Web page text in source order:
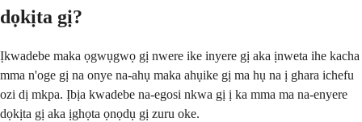
dọkịta gị?
Ịkwadebe maka ọgwụgwọ gị nwere ike inyere gị aka ịnweta ihe kacha
mma n'oge gị na onye na-ahụ maka ahụike gị ma hụ na ị ghara ichefu
ozi dị mkpa. Ịbịa kwadebe na-egosi nkwa gị ị ka mma ma na-enyere
dọkịta gị aka ịghọta ọnọdụ gị zuru oke.